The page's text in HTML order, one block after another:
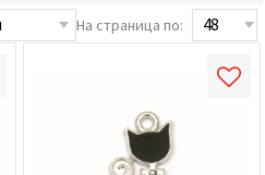
На страница по: